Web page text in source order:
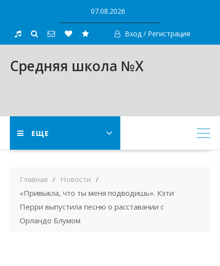
content
07.08.2026
Вход / Регистрация
Средняя школа №X
ЕЩЕ
Главная
Новости
«Привыкла, что ты меня подводишь». Кэти
Перри выпустила песню о расставании с
Орландо Блумом